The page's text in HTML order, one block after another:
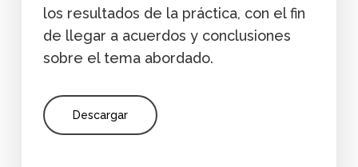
los resultados de la práctica, con el fin
de llegar a acuerdos y conclusiones
sobre el tema abordado.
Descargar